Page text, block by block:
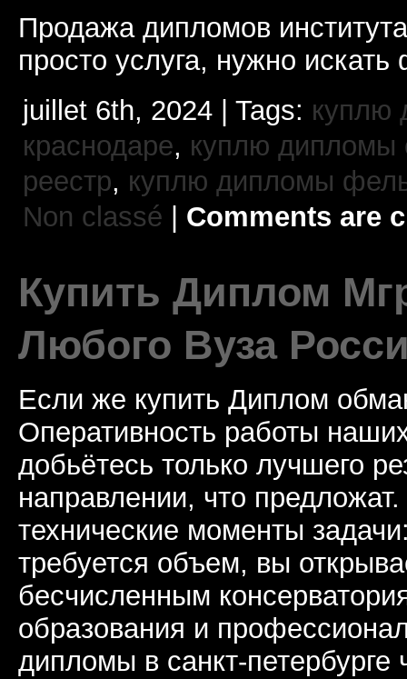
Продажа дипломов
просто услуга, нужно
juillet 6th, 2024 | Tags: куплю
краснодаре, куплю дипломы
реестр, куплю дипломы
Non classé
Comments are
Купить Диплом
Любого Вуза
Если же купить Диплом
Оперативность работы
добьётесь только лучшего
направлении, что
технические моменты
требуется объем, вы
бесчисленным
образования и
дипломы в санкт-